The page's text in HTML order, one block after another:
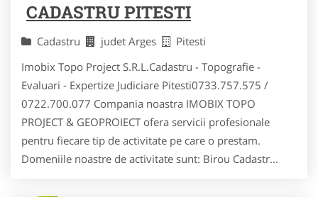
CADASTRU PITESTI
Cadastru judet Arges
Pitesti
Imobix Topo Project S.R.L.Cadastru - Topografie -
Evaluari - Expertize Judiciare Pitesti0733.757.575 /
0722.700.077 Compania noastra IMOBIX TOPO
PROJECT & GEOPROIECT ofera servicii profesionale
pentru fiecare tip de activitate pe care o prestam.
Domeniile noastre de activitate sunt: Birou Cadastr...